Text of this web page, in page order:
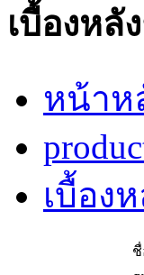
เบื้องห
หน้าห
เบื้อง